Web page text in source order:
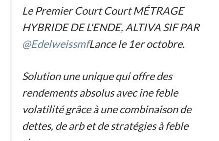
Le Premier Court Court MÉTRAGE
HYBRIDE DE L'ENDE, ALTIVA SIF PAR
@EdelweissmfLance le 1er octobre.
Solution une unique qui offre des
rendements absolus avec ine feble
volatilité grâce à une combinaison de
dettes, de arb et de stratégies à feble